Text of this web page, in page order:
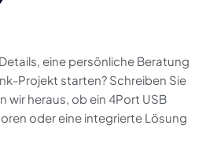
eine persönliche Beratung
Projekt starten? Schreiben Sie
wir heraus, ob ein 4Port USB
oder eine integrierte Lösung